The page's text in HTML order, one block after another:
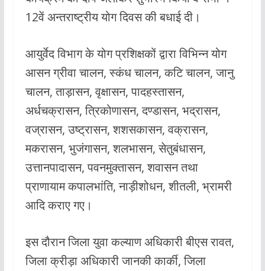
12वें अन्तराष्ट्रीय योग दिवस की बधाई दी।
आयुर्वेद विभाग के योग प्रशिक्षकों द्वारा विभिन्न योग
आसन ग्रीवा चालन, स्कंध चालन, कटि चालन, जानु
चालन, ताड़ासन, वृक्षासन, पादहस्तासन,
अर्धचक्रासन, त्रिकोणासन, दण्डासन, भद्रासन,
वज्रासन, उष्ट्रासन, शशसकासन, वक्रासन,
मकरासन, भुजंगासन, शलभासन, सेतुबंधासन,
उत्तानपादासन, पवनमुक्तासन, शवासन तथा
प्राणायाम कपालभांति, नाड़ीशोधन, शीतली, भ्रामरी
आदि कराए गए।
इस दौरान जिला युवा कल्याण अधिकारी बीएस रावत,
जिला क्रीड़ा अधिकारी जानकी कार्की, जिला